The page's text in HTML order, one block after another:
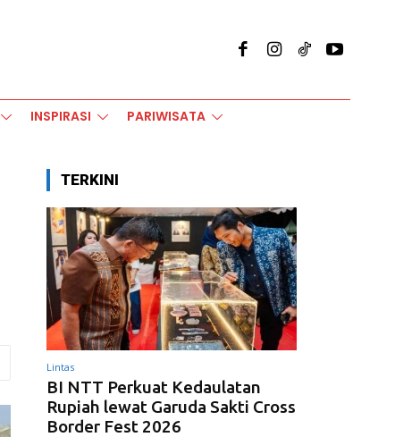
INSPIRASI PARIWISATA
TERKINI
Lintas
BI NTT Perkuat Kedaulatan
Rupiah lewat Garuda Sakti Cross
Border Fest 2026